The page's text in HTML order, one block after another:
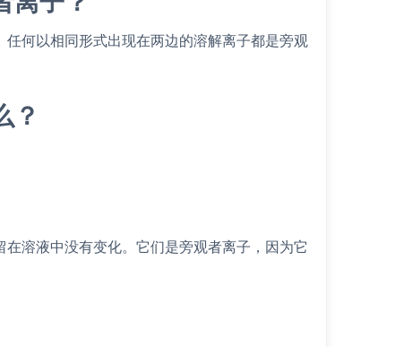
何以相同形式出现在两边的溶解离子都是旁观
？
溶液中没有变化。它们是旁观者离子，因为它